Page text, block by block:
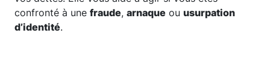
confronté à une fraude, arnaque ou usurpation
d’identité.